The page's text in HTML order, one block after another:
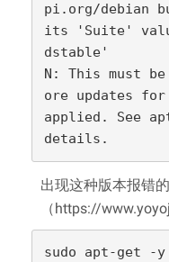
pi.org/debian
its 'Suite'
dstable'
N: This must
ore updates
applied. See
details.
出现这种版本报错
（https://
sudo apt-get -